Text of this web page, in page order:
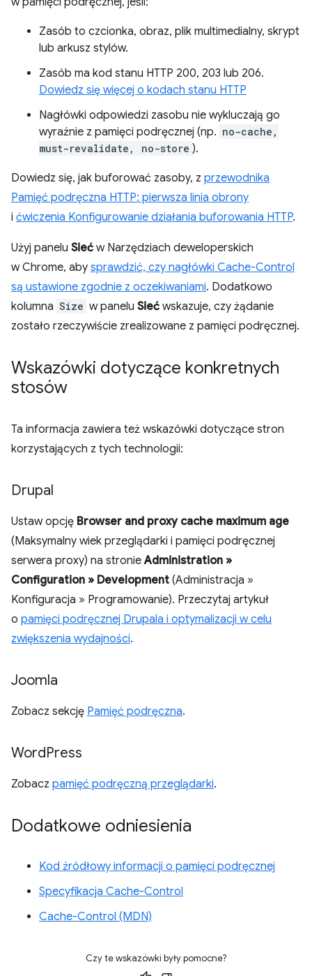
Zasób to czcionka, obraz, plik multimedialny, skrypt
lub arkusz stylów.
Zasób ma kod stanu HTTP 200, 203 lub 206.
Dowiedz się więcej o kodach stanu HTTP
Nagłówki odpowiedzi zasobu nie wykluczają go
wyraźnie z pamięci podręcznej (np. no-cache,
must-revalidate, no-store ).
Dowiedz się, jak buforować zasoby, z przewodnika
Pamięć podręczna HTTP: pierwsza linia obrony
i ćwiczenia Konfigurowanie działania buforowania HTTP.
Użyj panelu Sieć w Narzędziach deweloperskich
w Chrome, aby sprawdzić, czy nagłówki Cache-Control
są ustawione zgodnie z oczekiwaniami. Dodatkowo
kolumna Size w panelu Sieć wskazuje, czy żądanie
zostało rzeczywiście zrealizowane z pamięci podręcznej.
Wskazówki dotyczące konkretnych
stosów
Ta informacja zawiera też wskazówki dotyczące stron
korzystających z tych technologii:
Drupal
Ustaw opcję Browser and proxy cache maximum age
(Maksymalny wiek przeglądarki i pamięci podręcznej
serwera proxy) na stronieAdministration »
Configuration » Development (Administracja »
Konfiguracja » Programowanie). Przeczytaj artykuł
o pamięci podręcznej Drupala i optymalizacji w celu
zwiększenia wydajności.
Joomla
Zobacz sekcję Pamięć podręczna.
WordPress
Zobacz pamięć podręczną przeglądarki.
Dodatkowe odniesienia
Kod źródłowy informacji o pamięci podręcznej
Specyfikacja Cache-Control
Cache-Control (MDN)
Czy te wskazówki były pomocne?